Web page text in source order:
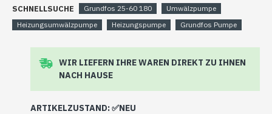
SCHNELLSUCHE Grundfos 25-60 180
Umwälzpumpe
Heizungsumwälzpumpe
Heizungspumpe Grundfos Pumpe
WIR LIEFERN IHRE WAREN DIREKT ZU IHNEN
NACH HAUSE
ARTIKELZUSTAND: ✅NEU